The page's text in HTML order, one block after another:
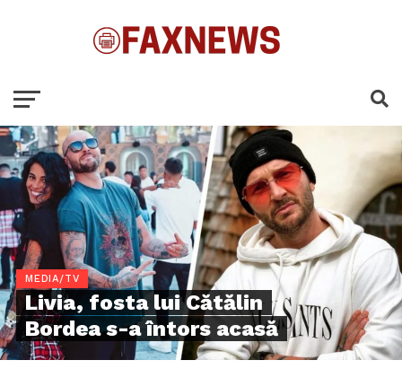
MEDIA/TV
Livia, fosta lui Cătălin
Bordea s-a întors acasă